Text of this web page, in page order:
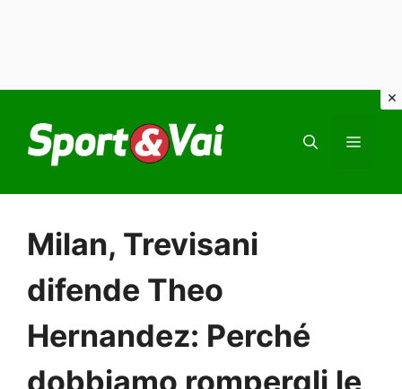
contenuto
Milan, Trevisani
difende Theo
Hernandez: Perché